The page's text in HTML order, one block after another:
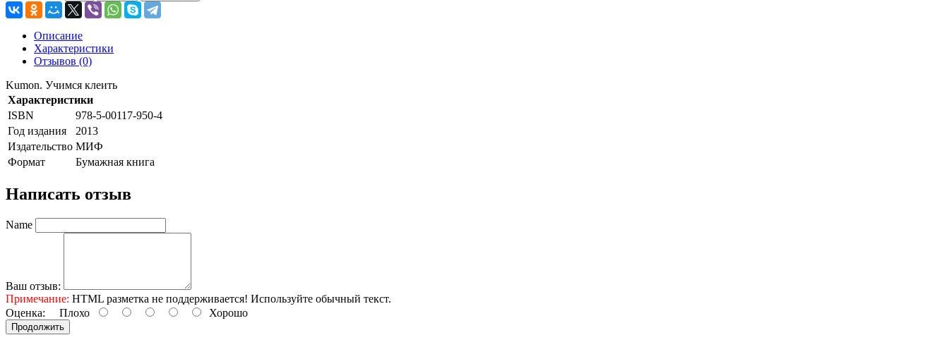
Описание
Характеристики
Отзывов (0)
Kumon. Учимся клеить
Характеристики
ISBN
978-5-00117-950-4
Год издания
2013
Издательство МИФ
Формат
Бумажная книга
Написать отзыв
Name
Ваш отзыв:
Примечание: HTML разметка не поддерживается! Используйте обычный текст.
Оценка: Плохо Хорошо
Продолжить